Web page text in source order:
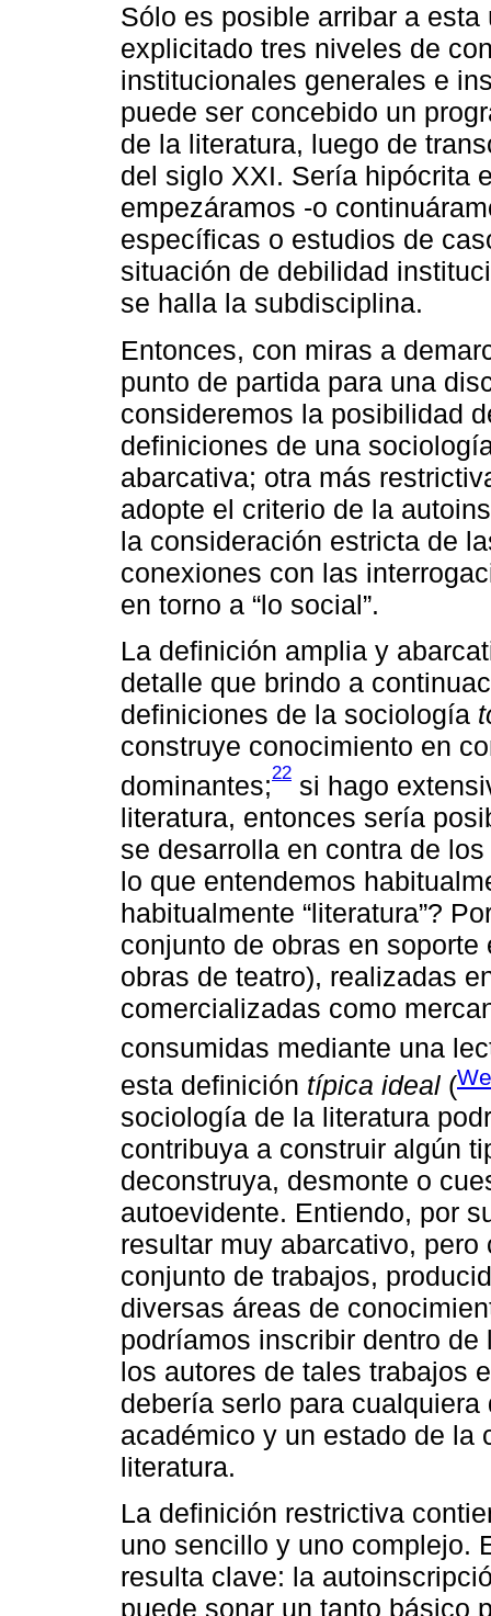
Sólo es posible arribar a
explicitado tres niveles de
institucionales generales e
puede ser concebido un
de la literatura, luego de
del siglo XXI. Sería hipócrita
empezáramos -o
específicas o estudios de
situación de debilidad
se halla la subdisciplina.
Entonces, con miras a
punto de partida para una
consideremos la posibilidad
definiciones de una
abarcativa; otra más
adopte el criterio de la
la consideración estricta de
conexiones con las
en torno a “lo social”.
La definición amplia y
detalle que brindo a
definiciones de la sociología
construye conocimiento en
dominantes;22 si hago
literatura, entonces sería
se desarrolla en contra de
lo que entendemos
habitualmente “literatura”?
conjunto de obras en
obras de teatro), realizadas
comercializadas como
consumidas mediante una
esta definición típica ideal (
sociología de la literatura
contribuya a construir algún
deconstruya, desmonte o
autoevidente. Entiendo, por
resultar muy abarcativo,
conjunto de trabajos,
diversas áreas de
podríamos inscribir dentro
los autores de tales trabajos
debería serlo para
académico y un estado de la
literatura.
La definición restrictiva
uno sencillo y uno complejo.
resulta clave: la
puede sonar un tanto básico